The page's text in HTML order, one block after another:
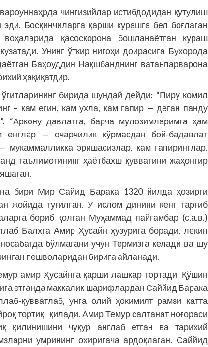
чингизийлар истибдодидан қутулиш
эди. Босқинчиларга қарши курашга бел боғлаган
қасоскорона бош­ланаётган кураш
Унинг ўткир нигоҳи доирасига Бухорода
Баҳоуддин Нақшбанднинг ватанпарварона
ҳақиқатдир.
бирида шундай дейди: “Пиру комил
– кам егин, кам ухла, кам гапир — деган панду
“Аркону давлатга, барча мулозимларимга ҳам
— очарчилик кўрмасдан бой-бадавлат
мукаммалликка эришасизлар, кам гапиринглар,
таълимотининг ҳаётбахш қувватини жаҳонгир
бири Мир Сайид Барака 1320 йилда ҳозирги
жойида туғилган. У ислом динини кенг тарғиб
бориб қолган Муҳаммад пайғамбар (с.а.в.)
Балхга Амир Ҳусайн ҳузурига боради, лекин
бўлмагани учун Термизга келади ва шу
пешволаридан бирига айланади.
амир Ҳусайнга қарши лашкар тортади. Қўшин
етганда маккалик шарифлардан Саййид Барака
қувватлаб, унга олий ҳокимият рамзи катта
тортиқ қилади. Амир Темур салтанат ноғораси
қилинишини чуқур англаб етган ва тарихий
умрининг охиригача ардоқлаган. Саййид